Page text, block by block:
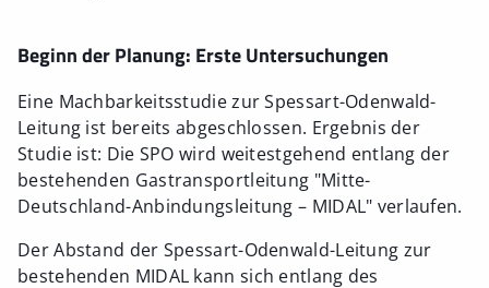
Beginn der Planung: Erste Untersuchungen
Eine Machbarkeitsstudie zur Spessart-Odenwald-
Leitung ist bereits abgeschlossen. Ergebnis der
Studie ist: Die SPO wird weitestgehend entlang der
bestehenden Gastransportleitung "Mitte-
Deutschland-Anbindungsleitung – MIDAL" verlaufen.
Der Abstand der Spessart-Odenwald-Leitung zur
bestehenden MIDAL kann sich entlang des